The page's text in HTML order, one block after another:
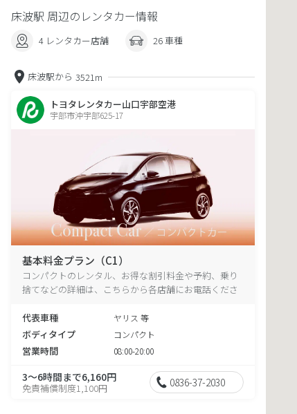
床波駅 周辺のレンタカー情報
4 レンタカー店舗 26 車種
床波駅から 3521m
トヨタレンタカー山口宇部空港
宇部市沖宇部625-17
基本料金プラン（C1）
コンパクトのレンタル、お得な割引料金や予約、乗り
捨てなどの詳細は、こちらから各店舗にお電話くださ
代表車種
ヤリス 等
ボディタイプ コンパクト
営業時間 08:00-20:00
3～6時間まで6,160円
免責補償制度1,100円 0836-37-2030